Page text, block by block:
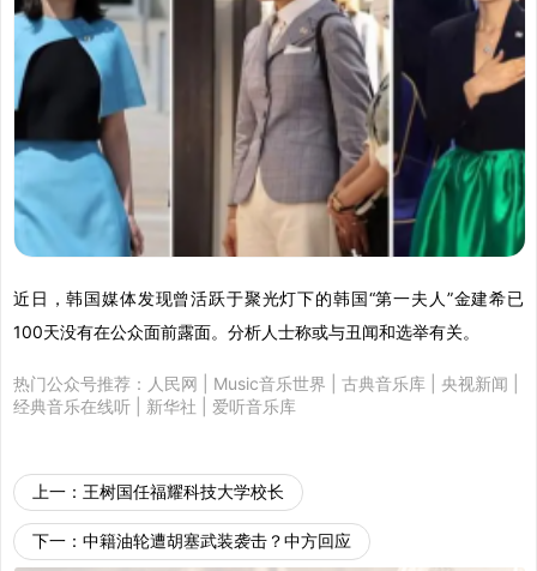
近日，韩国媒体发现曾活跃于聚光灯下的韩国“第一夫人”金建希已
100天没有在公众面前露面。分析人士称或与丑闻和选举有关。
热门公众号推荐： 人民网 Music音乐世界 古典音乐库 央视新闻
经典音乐在线听
新华社 爱听音乐库
上一： 王树国任福耀科技大学校长
下一： 中籍油轮遭胡塞武装袭击？中方回应